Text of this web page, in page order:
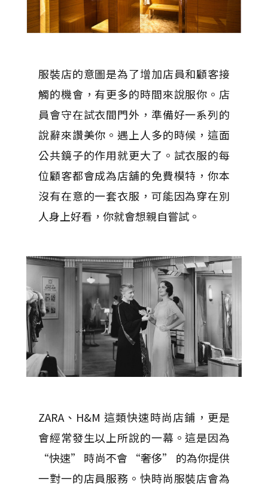
服裝店的意圖是為了增加店員和顧客接
觸的機會，有更多的時間來說服你。店
員會守在試衣間門外，準備好一系列的
說辭來讚美你。遇上人多的時候，這面
公共鏡子的作用就更大了。試衣服的每
位顧客都會成為店舖的免費模特，你本
沒有在意的一套衣服，可能因為穿在別
人身上好看，你就會想親自嘗試。
ZARA、H&M 這類快速時尚店鋪，更是
會經常發生以上所說的一幕。這是因為
“快速” 時尚不會 “奢侈” 的為你提供
一對一的店員服務。快時尚服裝店會為